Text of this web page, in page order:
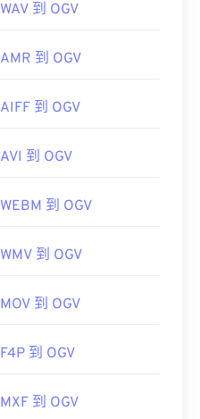
WAV 到 OGV
AMR 到 OGV
AIFF 到 OGV
AVI 到 OGV
WEBM 到 OGV
WMV 到 OGV
MOV 到 OGV
F4P 到 OGV
MXF 到 OGV